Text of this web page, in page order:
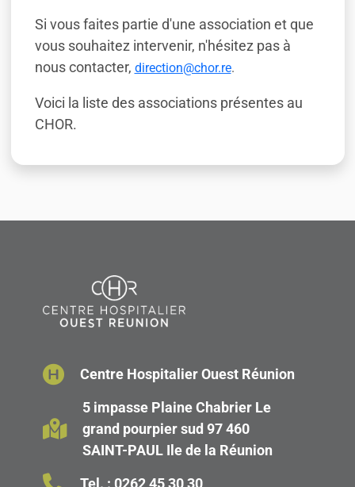
Si vous faites partie d'une association et que
vous souhaitez intervenir, n'hésitez pas à
nous contacter, direction@chor.re.
Voici la liste des associations présentes au
CHOR.
Centre Hospitalier Ouest Réunion
5 impasse Plaine Chabrier Le
grand pourpier sud 97 460
SAINT-PAUL Ile de la Réunion
Tel. : 0262 45 30 30